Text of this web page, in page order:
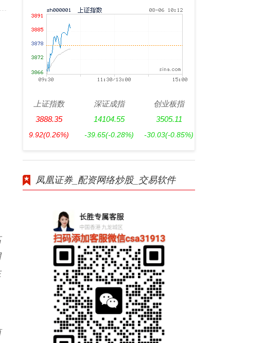
上证指数
3888.35
9.92(0.26%)
深证成指
14104.55
-39.65(-0.28%)
创业板指
3505.11
-30.03(-0.85%)
凤凰证券_配资网络炒股_交易软件